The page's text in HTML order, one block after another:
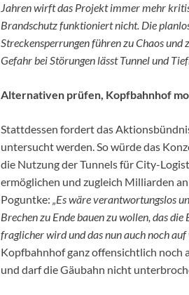
Jahren wirft das Projekt immer mehr
Brandschutz funktioniert nicht. Die
Streckensperrungen führen zu Chaos
Gefahr bei Störungen lässt Tunnel und
Alternativen prüfen, Kopfbahnhof
Stattdessen fordert das
untersucht werden. So würde das
die Nutzung der Tunnels für City-
ermöglichen und zugleich Milliarden
Poguntke: „Es wäre verantwortungslos
Brechen zu Ende bauen zu wollen, das
fraglicher wird und das nun auch noch
Kopfbahnhof ganz offensichtlich noch
und darf die Gäubahn nicht